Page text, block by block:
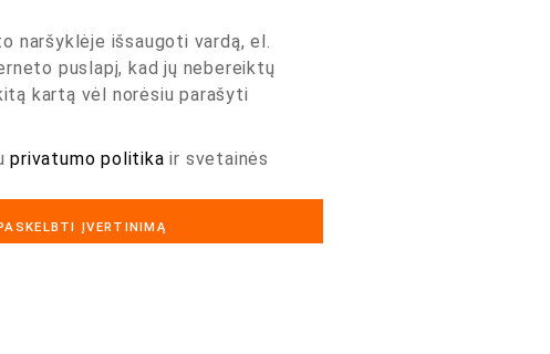
naršyklėje išsaugoti vardą, el.
puslapį, kad jų nebereiktų
kartą vėl norėsiu parašyti
privatumo politika ir svetainės